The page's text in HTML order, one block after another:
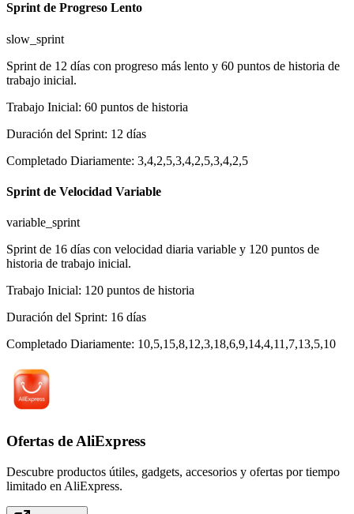
Sprint de Progreso Lento
slow_sprint
Sprint de 12 días con progreso más lento y 60 puntos de historia de
trabajo inicial.
Trabajo Inicial: 60 puntos de historia
Duración del Sprint: 12 días
Completado Diariamente: 3,4,2,5,3,4,2,5,3,4,2,5
Sprint de Velocidad Variable
variable_sprint
Sprint de 16 días con velocidad diaria variable y 120 puntos de
historia de trabajo inicial.
Trabajo Inicial: 120 puntos de historia
Duración del Sprint: 16 días
Completado Diariamente: 10,5,15,8,12,3,18,6,9,14,4,11,7,13,5,10
Ofertas de AliExpress
Descubre productos útiles, gadgets, accesorios y ofertas por tiempo
limitado en AliExpress.